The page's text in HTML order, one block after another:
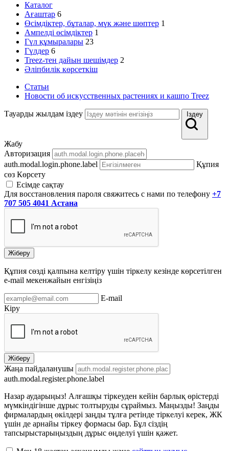
Каталог
Ағаштар 6
Өсімдіктер, бұталар, мүк және шөптер 1
Ампелді өсімдіктер 1
Гүл құмыралары 23
Гүлдер 6
Treez-тен дайын шешімдер 2
Әліпбилік көрсеткіш
Статьи
Новости об искусственных растениях и кашпо Treez
Тауарды жылдам іздеу Іздеу
Жабу
Авторизация
auth.modal.login.phone.label
Құпия
сөз Көрсету
Есімде сақтау
Для восстановления пароля свяжитесь с нами по телефону +7
707 505 4041 Астана
Жіберу
Құпия сөзді қалпына келтіру үшін тіркелу кезінде көрсетілген
e-mail мекенжайын енгізіңіз
E-mail
Кіру
Жіберу
Жаңа пайдаланушы
auth.modal.register.phone.label
Назар аударыңыз! Алғашқы тіркеуден кейін барлық өрістерді
мүмкіндігінше дұрыс толтыруды сұраймыз. Маңызды! Заңды
фирмалардың өкілдері заңды тұлға ретінде тіркелуі керек, ЖК
үшін де арнайы тіркеу формасы бар. Бұл сіздің
тапсырыстарыңыздың дұрыс өңделуі үшін қажет.